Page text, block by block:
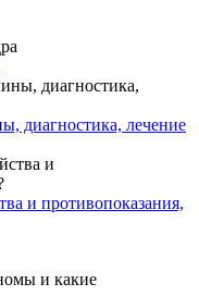
диагностика, лечение
и противопоказания,